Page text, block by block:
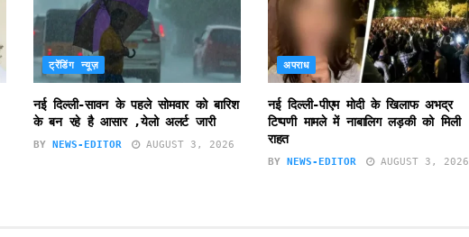
ट्रेंडिंग न्यूज़
नई दिल्ली-सावन के पहले सोमवार को बारिश
के बन रहे है आसार ,येलो अलर्ट जारी
BY NEWS-EDITOR AUGUST 3, 2026
अपराध
नई दिल्ली-पीएम मोदी के खिलाफ अभद्र
टिप्पणी मामले में नाबालिग लड़की को मिली
राहत
BY NEWS-EDITOR AUGUST 3, 2026